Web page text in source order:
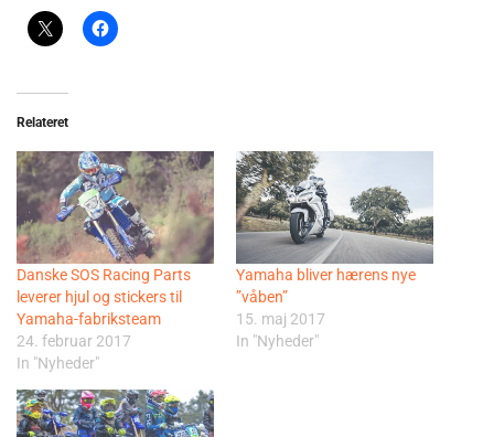
Relateret
Danske SOS Racing Parts
leverer hjul og stickers til
Yamaha-fabriksteam
24. februar 2017
In "Nyheder"
Yamaha bliver hærens nye
”våben”
15. maj 2017
In "Nyheder"